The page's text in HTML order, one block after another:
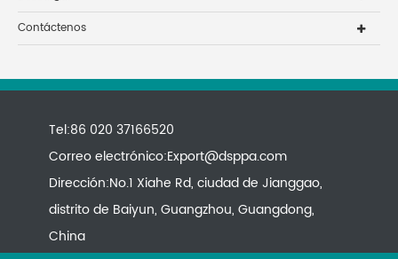
Contáctenos
Tel:86 020 37166520
Correo electrónico:Export@dsppa.com
Dirección:No.1 Xiahe Rd, ciudad de Jianggao,
distrito de Baiyun, Guangzhou, Guangdong,
China